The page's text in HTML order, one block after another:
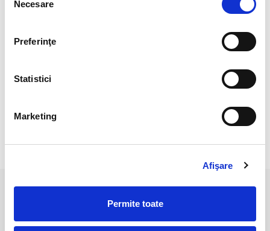
consimțământului
Necesare
Preferinţe
Statistici
Marketing
Afişare
Permite toate
Transformă-ți rutina zilnică într-o experiență de pace cu
Pozele sunt realizate cu aparat profesionist sub lumina alba.
mobilului/tabletei/laptopului dumneavoastra.
RECENZII CLIENTI
PRODUSE ASEMANATOARE